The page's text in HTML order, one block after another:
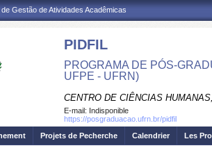
Gestão de Atividades Acadêmicas
PIDFIL
PROGRAMA DE PÓS-
UFPE - UFRN)
CENTRO DE CIÊNCIAS
E-mail: Indisponible
https://posgraduacao.ufrn.br/pidfil
Projets de Pecherche Calendrier Les